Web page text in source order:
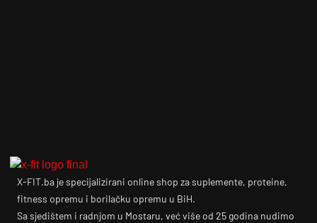
X-FIT.ba je specijalizirani online shop za suplemente, proteine,
fitness opremu i borilačku opremu u BiH.
Sa sjedištem i radnjom u Mostaru, već više od 25 godina nudimo